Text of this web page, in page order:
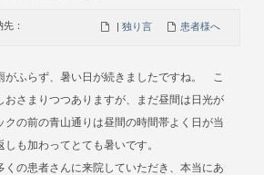
： 患者様へ
|独り言
がふらず、暑い日が続きましたですね。 こ
おさまりつつありますが、まだ昼間は日光が
の前の青山通りは昼間の時間帯よく日が当
も加わってとても暑いです。
くの患者さんに来院していただき、本当にあ